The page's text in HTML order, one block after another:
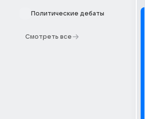
Политические дебаты
Смотреть все